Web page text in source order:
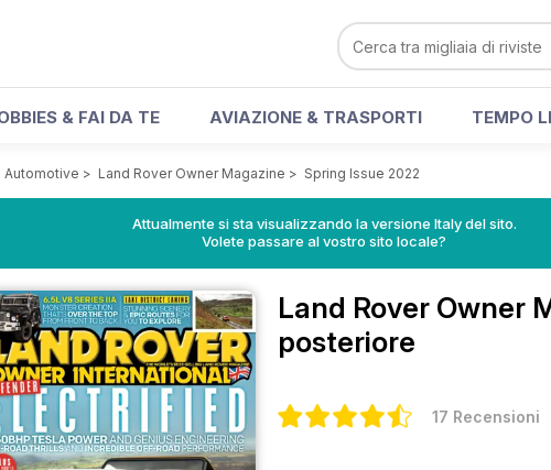
& FAI DA TE AVIAZIONE & TRASPORTI TEMPO
Automotive > Land Rover Owner Magazine > Spring Issue 2022
Attualmente si sta visualizzando la versione Italy del sito.
Volete passare al vostro sito locale?
Land Rover Owner
posteriore
17 Recensioni